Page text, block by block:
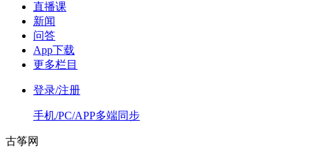
直播课
新闻
问答
App下载
更多栏目
登录/注册
手机/PC/APP多端同步
古筝网